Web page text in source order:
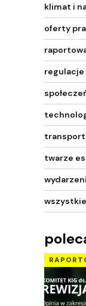
klimat i
oferty
regulacje
transport
twarze